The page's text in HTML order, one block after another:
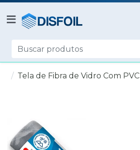
Tela de Fibra de Vidro Com PVC